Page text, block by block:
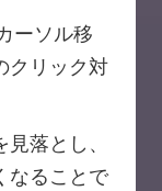
ーソル移
クリック対
落とし、
なることで